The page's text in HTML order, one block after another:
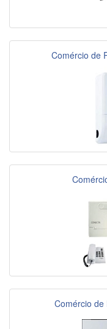
Comércio de
Comércio de